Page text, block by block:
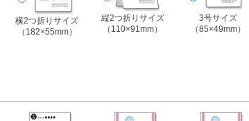
横2つ折りサイズ
（182×55mm）
縦2つ折りサイズ
（110×91mm）
3号サイズ
（85×49mm）